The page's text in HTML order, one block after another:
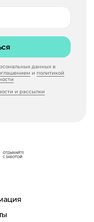
данных в
и политикой
и рассылки